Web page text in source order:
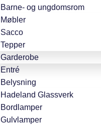
Barne- og ungdomsrom
Møbler
Sacco
Tepper
Garderobe
Entré
Belysning
Hadeland Glassverk
Bordlamper
Gulvlamper